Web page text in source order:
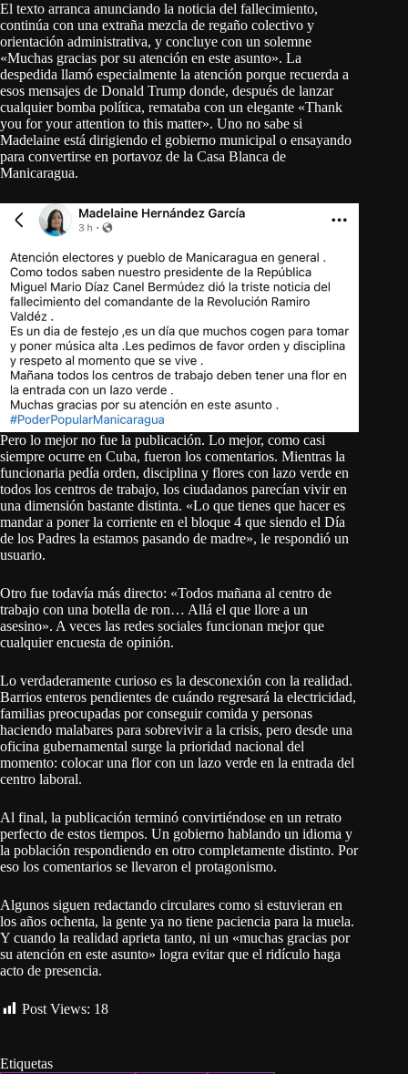
El texto arranca anunciando la noticia del fallecimiento,
continúa con una extraña mezcla de regaño colectivo y
orientación administrativa, y concluye con un solemne
«Muchas gracias por su atención en este asunto». La
despedida llamó especialmente la atención porque recuerda a
esos mensajes de Donald Trump donde, después de lanzar
cualquier bomba política, remataba con un elegante «Thank
you for your attention to this matter». Uno no sabe si
Madelaine está dirigiendo el gobierno municipal o ensayando
para convertirse en portavoz de la Casa Blanca de
Manicaragua.
Pero lo mejor no fue la publicación. Lo mejor, como casi
siempre ocurre en Cuba, fueron los comentarios. Mientras la
funcionaria pedía orden, disciplina y flores con lazo verde en
todos los centros de trabajo, los ciudadanos parecían vivir en
una dimensión bastante distinta. «Lo que tienes que hacer es
mandar a poner la corriente en el bloque 4 que siendo el Día
de los Padres la estamos pasando de madre», le respondió un
usuario.
Otro fue todavía más directo: «Todos mañana al centro de
trabajo con una botella de ron… Allá el que llore a un
asesino». A veces las redes sociales funcionan mejor que
cualquier encuesta de opinión.
Lo verdaderamente curioso es la desconexión con la realidad.
Barrios enteros pendientes de cuándo regresará la electricidad,
familias preocupadas por conseguir comida y personas
haciendo malabares para sobrevivir a la crisis, pero desde una
oficina gubernamental surge la prioridad nacional del
momento: colocar una flor con un lazo verde en la entrada del
centro laboral.
Al final, la publicación terminó convirtiéndose en un retrato
perfecto de estos tiempos. Un gobierno hablando un idioma y
la población respondiendo en otro completamente distinto. Por
eso los comentarios se llevaron el protagonismo.
Algunos siguen redactando circulares como si estuvieran en
los años ochenta, la gente ya no tiene paciencia para la muela.
Y cuando la realidad aprieta tanto, ni un «muchas gracias por
su atención en este asunto» logra evitar que el ridículo haga
acto de presencia.
Post Views: 18
Etiquetas